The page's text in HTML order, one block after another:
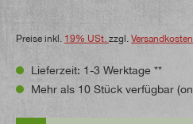
Preise inkl. 19% USt. zzgl. Versandkosten
Lieferzeit: 1-3 Werktage **
Mehr als 10 Stück verfügbar